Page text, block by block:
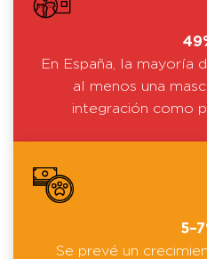
En España, la mayoría
al menos una
integración como
Se prevé un